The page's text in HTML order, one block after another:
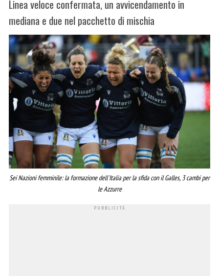
Linea veloce confermata, un avvicendamento in
mediana e due nel pacchetto di mischia
Sei Nazioni femminile: la formazione dell'Italia per la sfida con il Galles, 3 cambi per
le Azzurre